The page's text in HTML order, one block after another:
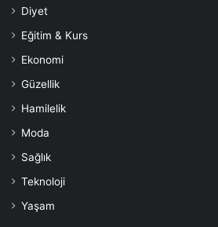
Diyet
Eğitim & Kurs
Ekonomi
Güzellik
Hamilelik
Moda
Sağlık
Teknoloji
Yaşam